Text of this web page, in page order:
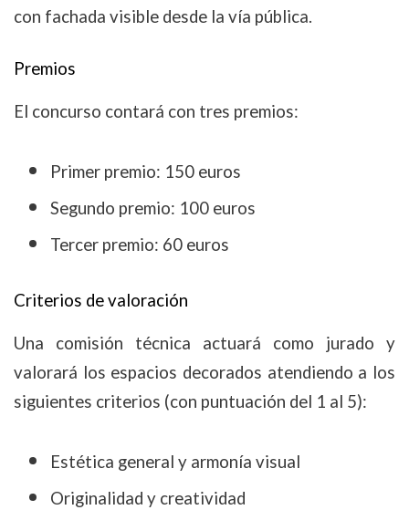
con fachada visible desde la vía pública.
Premios
El concurso contará con tres premios:
Primer premio: 150 euros
Segundo premio: 100 euros
Tercer premio: 60 euros
Criterios de valoración
Una comisión técnica actuará como jurado y
valorará los espacios decorados atendiendo a los
siguientes criterios (con puntuación del 1 al 5):
Estética general y armonía visual
Originalidad y creatividad